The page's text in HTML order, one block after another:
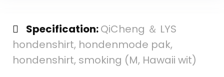
Specification:QiCheng ＆ LYS
hondenshirt, hondenmode pak,
hondenshirt, smoking (M, Hawaii wit)